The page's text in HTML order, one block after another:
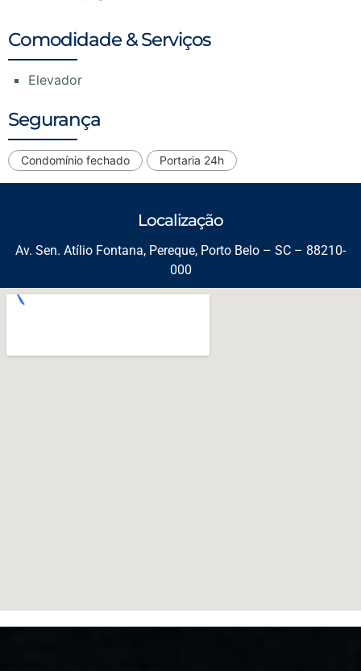
Comodidade & Serviços
Elevador
Segurança
Condomínio fechado Portaria 24h
Localização
Av. Sen. Atílio Fontana, Pereque, Porto Belo – SC – 88210-
000